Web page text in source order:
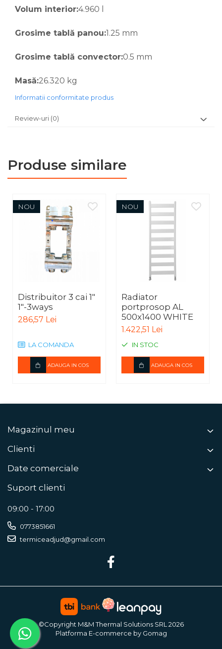
Volum interior:4.960 l
Grosime tablă panou:1.25 mm
Grosime tablă convector:0.5 mm
Masă:26.320 kg
Informatii conformitate produs
Review-uri (0)
Produse similare
NOU
Distribuitor 3 cai 1"
1"-3ways
286,57 Lei
LA COMANDA
ADAUGA IN COS
NOU
Radiator
portprosop AL
500x1400 WHITE
1.422,51 Lei
IN STOC
ADAUGA IN COS
Magazinul meu
Clienti
Date comerciale
Suport clienti
09:00 - 17:00
0773851661
termiceadjud@gmail.com
©Copyright M&M Thermal Solutions SRL 2026
Platforma E-commerce by Gomag